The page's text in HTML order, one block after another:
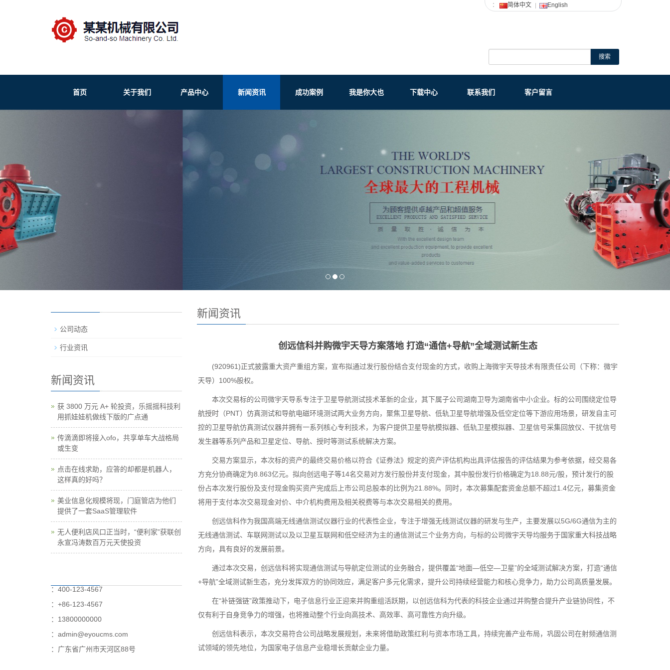
： 简体中文 English
搜索
首页 关于我们 产品中心 新闻资讯 成功案例 我是你大也 下载中心 联系我们 客户留言
新闻资讯
创远信科并购微宇天导方案落地 打造“通信+导航”全域测试新生态
(920961)正式披露重大资产重组方案，宣布拟通过发行股份结合支付现金的方式，收购上海微宇天导技术有限责任公司（下称：微宇
天导）100%股权。
本次交易标的公司微宇天导系专注于卫星导航测试技术革新的企业，其下属子公司湖南卫导为湖南省中小企业。标的公司围绕定位导
航授时（PNT）仿真测试和导航电磁环境测试两大业务方向，聚焦卫星导航、低轨卫星导航增强及低空定位等下游应用场景，研发自主可
控的卫星导航仿真测试仪器并拥有一系列核心专利技术，为客户提供卫星导航模拟器、低轨卫星模拟器、卫星信号采集回放仪、干扰信号
发生器等系列产品和卫星定位、导航、授时等测试系统解决方案。
交易方案显示，本次标的资产的最终交易价格以符合《证券法》规定的资产评估机构出具评估报告的评估结果为参考依据，经交易各
方充分协商确定为8.863亿元。拟向创远电子等14名交易对方发行股份并支付现金，其中股份发行价格确定为18.88元/股，预计发行的股
份占本次发行股份及支付现金购买资产完成后上市公司总股本的比例为21.88%。同时，本次募集配套资金总额不超过1.4亿元，募集资金
将用于支付本次交易现金对价、中介机构费用及相关税费等与本次交易相关的费用。
创远信科作为我国高端无线通信测试仪器行业的代表性企业，专注于增强无线测试仪器的研发与生产，主要发展以5G/6G通信为主的
无线通信测试、车联网测试以及以卫星互联网和低空经济为主的通信测试三个业务方向，与标的公司微宇天导均服务于国家重大科技战略
方向，具有良好的发展前景。
通过本次交易，创远信科将实现通信测试与导航定位测试的业务融合，提供覆盖“地面—低空—卫星”的全域测试解决方案，打造“通信
+导航”全域测试新生态，充分发挥双方的协同效应，满足客户多元化需求，提升公司持续经营能力和核心竞争力，助力公司高质量发展。
在“补链强链”政策推动下，电子信息行业正迎来并购重组活跃期，以创远信科为代表的科技企业通过并购整合提升产业链协同性，不
仅有利于自身竞争力的增强，也将推动整个行业向高技术、高效率、高可靠性方向升级。
创远信科表示，本次交易符合公司战略发展规划，未来将借助政策红利与资本市场工具，持续完善产业布局，巩固公司在射频通信测
试领域的领先地位，为国家电子信息产业稳增长贡献企业力量。
公司动态
行业资讯
新闻资讯
获 3800 万元 A+ 轮投资，乐摇摇科技利
用抓娃娃机做线下版的广点通
传滴滴即将接入ofo，共享单车大战格局
或生变
点击在线求助，应答的却都是机器人，
这样真的好吗？
美业信息化规模将现，门庭管店为他们
提供了一套SaaS管理软件
无人便利店风口正当时，“便利家”获联创
永宣冯涛数百万元天使投资
：400-123-4567
：+86-123-4567
：13800000000
：admin@eyoucms.com
：广东省广州市天河区88号